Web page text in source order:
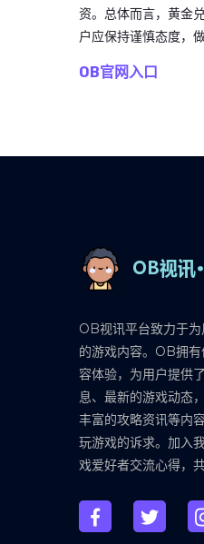
资。总体而言，黄金
户应保持谨慎态度，
OB官网入口
OB视讯平台致力于
的游戏内容。OB拥
容体验，为用户提供
息、最新的游戏动态
丰富的攻略资讯等内
玩游戏的诉求。加入
戏爱好者交流心得，